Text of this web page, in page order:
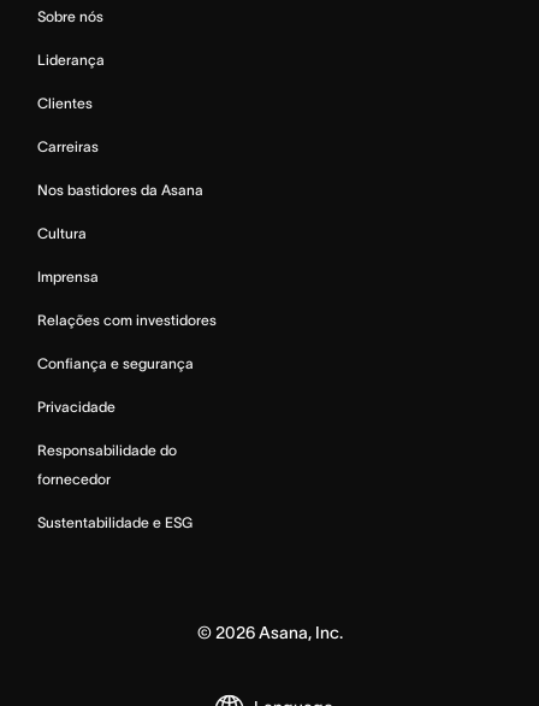
Sobre nós
Liderança
Clientes
Carreiras
Nos bastidores da Asana
Cultura
Imprensa
Relações com investidores
Confiança e segurança
Privacidade
Responsabilidade do
fornecedor
Sustentabilidade e ESG
© 2026Asana, Inc.